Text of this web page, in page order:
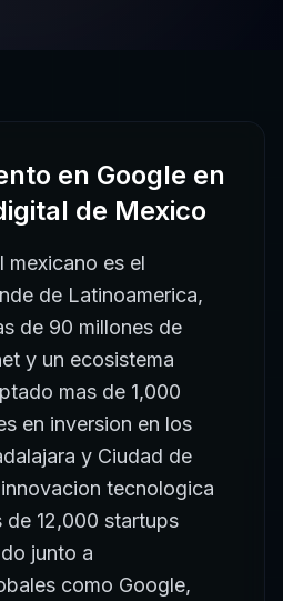
en Google en
de Mexico
mexicano es el
de Latinoamerica,
de 90 millones de
y un ecosistema
mas de 1,000
en inversion en los
y Ciudad de
tecnologica
de 12,000 startups
junto a
como Google,